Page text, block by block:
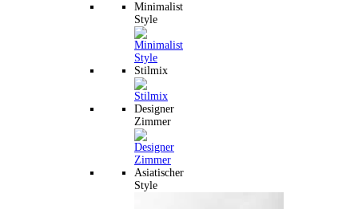
Minimalist
Style
Stilmix
Designer
Zimmer
Asiatischer
Style